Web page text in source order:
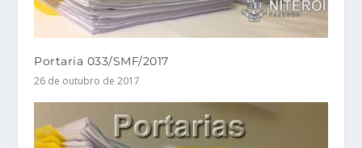
Portaria 033/SMF/2017
26 de outubro de 2017